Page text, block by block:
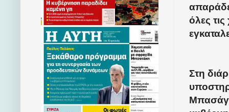
όλες
Στη